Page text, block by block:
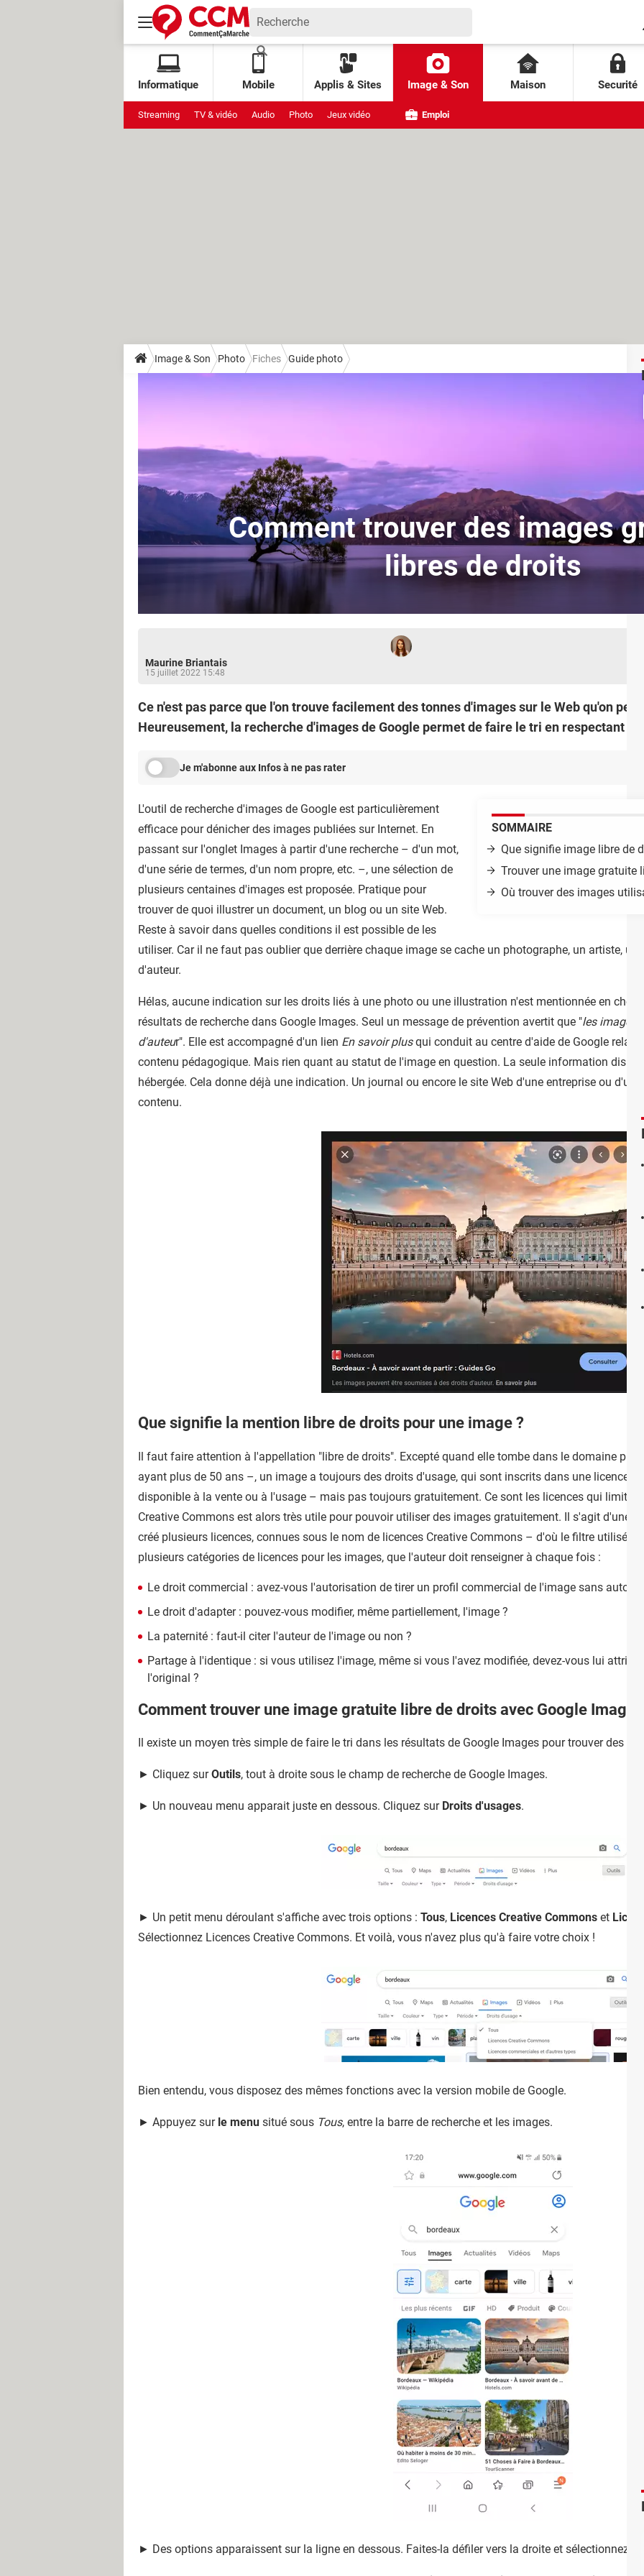
Informatique Mobile Applis & Sites Image & Son Maison Securité
Streaming TV & vidéo Audio Photo Jeux vidéo Emploi
Image & Son Photo Fiches Guide photo
Comment trouver des images
libres de droits
Maurine Briantais
15 juillet 2022 15:48
Ce n'est pas parce que l'on trouve facilement des tonnes d'images sur le Web qu'on
Heureusement, la recherche d'images de Google permet de faire le tri en respectant les
Je m'abonne aux Infos à ne pas rater
SOMMAIRE
Que signifie image libre de
Trouver une image gratuite
Où trouver des images
L'outil de recherche d'images de Google est particulièrement
efficace pour dénicher des images publiées sur Internet. En
passant sur l'onglet Images à partir d'une recherche – d'un mot,
d'une série de termes, d'un nom propre, etc. –, une sélection de
plusieurs centaines d'images est proposée. Pratique pour
trouver de quoi illustrer un document, un blog ou un site Web.
Reste à savoir dans quelles conditions il est possible de les
utiliser. Car il ne faut pas oublier que derrière chaque image se cache un photographe, un artiste,
d'auteur.
Hélas, aucune indication sur les droits liés à une photo ou une illustration n'est mentionnée en
résultats de recherche dans Google Images. Seul un message de prévention avertit que "les images
d'auteur". Elle est accompagné d'un lien En savoir plusqui conduit au centre d'aide de Google relatif
contenu pédagogique. Mais rien quant au statut de l'image en question. La seule information
hébergée. Cela donne déjà une indication. Un journal ou encore le site Web d'une entreprise ou
contenu.
Que signifie la mention libre de droits pour une image ?
Il faut faire attention à l'appellation "libre de droits". Excepté quand elle tombe dans le domaine
ayant plus de 50 ans –, un image a toujours des droits d'usage, qui sont inscrits dans une licence.
disponible à la vente ou à l'usage – mais pas toujours gratuitement. Ce sont les licences qui
Creative Commons est alors très utile pour pouvoir utiliser des images gratuitement. Il s'agit d'une
créé plusieurs licences, connues sous le nom de licences Creative Commons – d'où le filtre utilisé
plusieurs catégories de licences pour les images, que l'auteur doit renseigner à chaque fois :
Le droit commercial : avez-vous l'autorisation de tirer un profil commercial de l'image sans
Le droit d'adapter : pouvez-vous modifier, même partiellement, l'image ?
La paternité : faut-il citer l'auteur de l'image ou non ?
Partage à l'identique : si vous utilisez l'image, même si vous l'avez modifiée, devez-vous lui
l'original ?
Comment trouver une image gratuite libre de droits avec Google Images
Il existe un moyen très simple de faire le tri dans les résultats de Google Images pour trouver des
► Cliquez surOutils, tout à droite sous le champ de recherche de Google Images.
► Un nouveau menu apparait juste en dessous. Cliquez sur Droits d'usages.
► Un petit menu déroulant s'affiche avec trois options : Tous, Licences Creative Commons et
Sélectionnez Licences Creative Commons. Et voilà, vous n'avez plus qu'à faire votre choix !
Bien entendu, vous disposez des mêmes fonctions avec la version mobile de Google.
► Appuyez sur le menu situé sous Tous, entre la barre de recherche et les images.
► Des options apparaissent sur la ligne en dessous. Faites-la défiler vers la droite et sélectionnez